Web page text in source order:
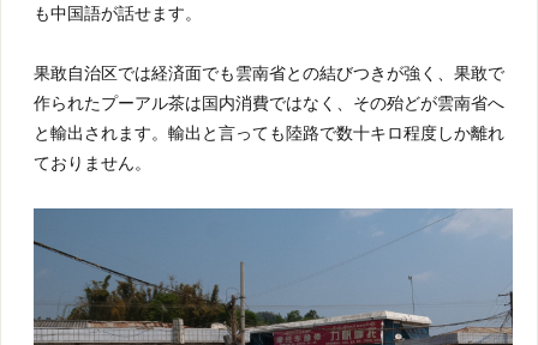
も中国語が話せます。
果敢自治区では経済面でも雲南省との結びつきが強く、果敢で
作られたプーアル茶は国内消費ではなく、その殆どが雲南省へ
と輸出されます。輸出と言っても陸路で数十キロ程度しか離れ
ておりません。